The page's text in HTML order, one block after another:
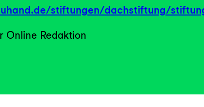
stiftungen/dachstiftung/
Online Redaktion